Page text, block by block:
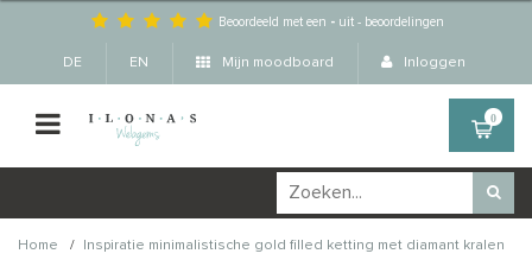
Beoordeeld met een - uit -beoordelingen
DE EN Mijn moodboard Inloggen
0
Home / Inspiratie minimalistische gold filled ketting met diamant kralen